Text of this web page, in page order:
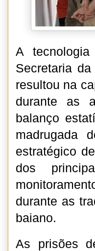
A
Secretaria
resultou na
durante as
balanço
madrugada
estratégico
dos
durante as
baiano.
As prisões